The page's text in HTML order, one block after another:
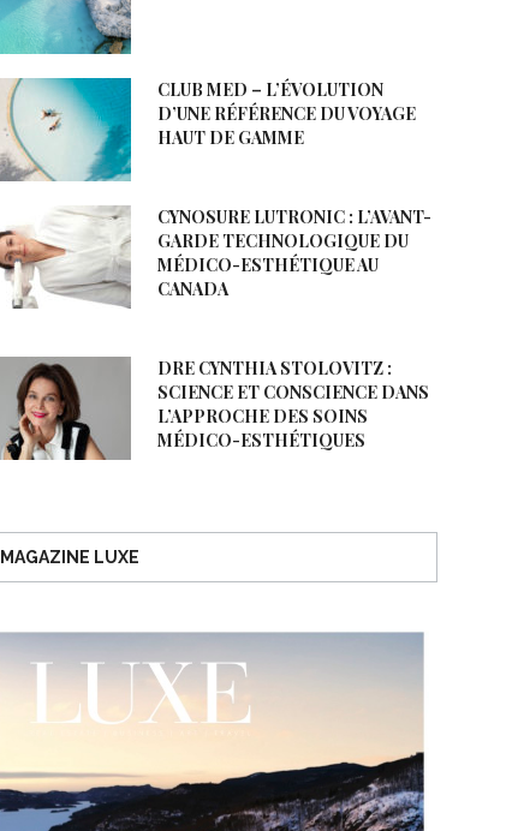
CLUB MED – L’ÉVOLUTION
D’UNE RÉFÉRENCE DU VOYAGE
HAUT DE GAMME
CYNOSURE LUTRONIC : L’AVANT-
GARDE TECHNOLOGIQUE DU
MÉDICO-ESTHÉTIQUE AU
CANADA
DRE CYNTHIA STOLOVITZ :
SCIENCE ET CONSCIENCE DANS
L’APPROCHE DES SOINS
MÉDICO-ESTHÉTIQUES
MAGAZINE LUXE